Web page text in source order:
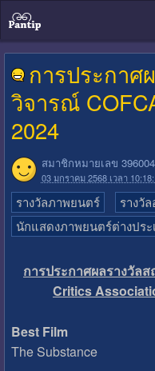
การประกาศ
วิจารณ์
2024
สมาชิกหมายเลข
03 มกราคม 2568 เวลา
รางวัลภาพยนตร์ รางวั
นักแสดงภาพยนตร์ต่างประ
การประกาศผลรางวัล
Critics
Best Film
The Substance